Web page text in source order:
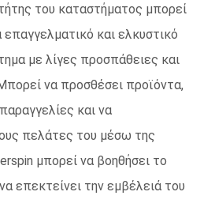
του καταστήματος μπορεί
επαγγελματικό και ελκυστικό
με λίγες προσπάθειες και
να προσθέσει προϊόντα,
και να
πελάτες του μέσω της
μπορεί να βοηθήσει το
επεκτείνει την εμβέλειά του